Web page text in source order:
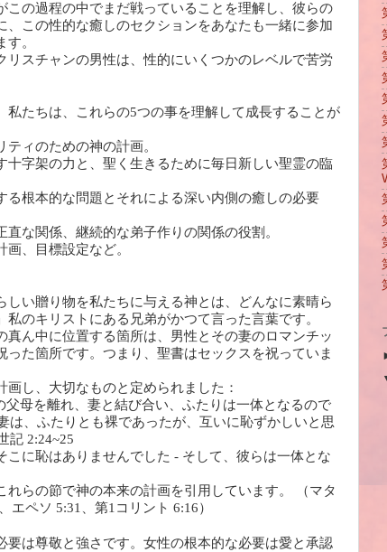
この過程の中でまだ戦っていることを理解し、彼らの
、この性的な癒しのセクションをあなたも一緒に参加
。
リスチャンの男性は、性的にいくつかのレベルで苦労
私たちは、これらの5つの事を理解して成長することが
ィのための神の計画。
十字架の力と、聖く生きるために毎日新しい聖霊の臨
る根本的な問題とそれによる深い内側の癒しの必要
直な関係、継続的な弟子作りの関係の役割。
、目標設定など。
しい贈り物を私たちに与える神とは、どんなに素晴ら
私のキリストにある兄弟がかつて言った言葉です。
真ん中に位置する箇所は、男性とその妻のロマンチッ
った箇所です。つまり、聖書はセックスを祝っていま
画し、大切なものと定められました：
父母を離れ、妻と結び合い、ふたりは一体となるので
は、ふたりとも裸であったが、互いに恥ずかしいと思
記 2:24~25
こに恥はありませんでした - そして、彼らは一体とな
れらの節で神の本来の計画を引用しています。 （マタ
エペソ 5:31、第1コリント 6:16）
要は尊敬と強さです。女性の根本的な必要は愛と承認